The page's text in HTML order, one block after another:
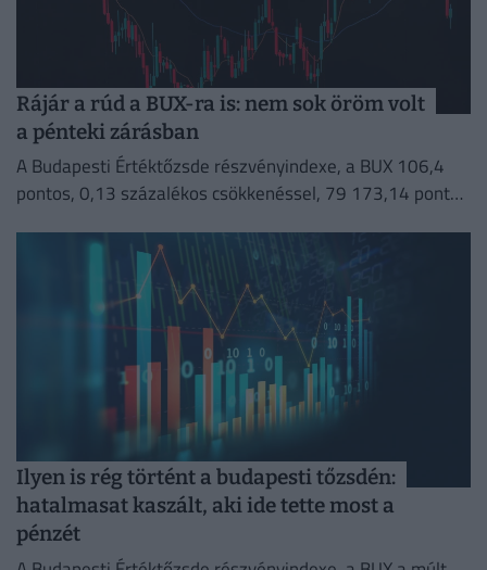
Rájár a rúd a BUX-ra is: nem sok öröm volt
a pénteki zárásban
A Budapesti Értéktőzsde részvényindexe, a BUX 106,4
pontos, 0,13 százalékos csökkenéssel, 79 173,14 ponton
Ilyen is rég történt a budapesti tőzsdén:
hatalmasat kaszált, aki ide tette most a
pénzét